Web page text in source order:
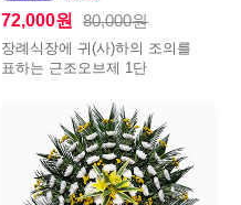
72,000원 80,000원
장례식장에 귀(사)하의 조의를
표하는 근조오브제 1단